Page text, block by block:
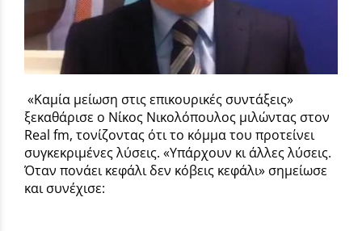
«Καμία μείωση στις επικουρικές συντάξεις»
ξεκαθάρισε ο Νίκος Νικολόπουλος μιλώντας στον
Real fm, τονίζοντας ότι το κόμμα του προτείνει
συγκεκριμένες λύσεις. «Υπάρχουν κι άλλες λύσεις.
Όταν πονάει κεφάλι δεν κόβεις κεφάλι» σημείωσε
και συνέχισε: